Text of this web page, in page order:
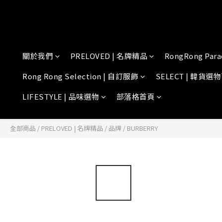
關於我們 PRELOVED | 名牌精品
RongRong
Rong Rong Selection | 自訂服飾
SELECT | 韓貨選
LIFESTYLE | 品味選物
部落格首頁
全部商品 / PRELOVED | 名牌精品 / 品牌 / BURBERRY